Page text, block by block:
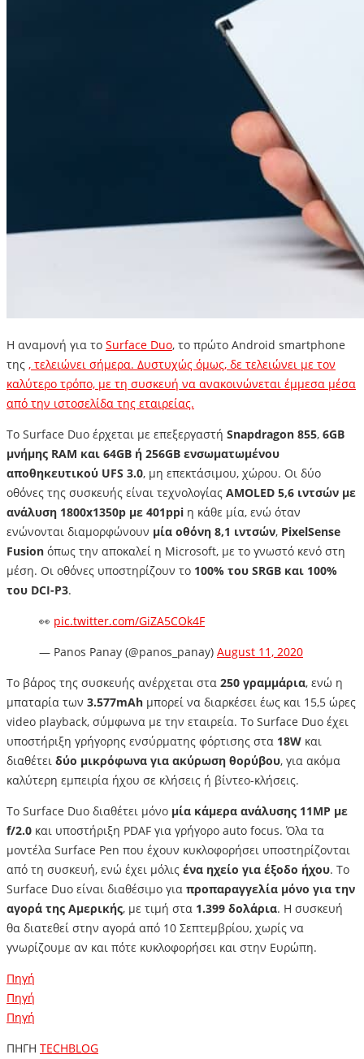
Η αναμονή για το Surface Duo, το πρώτο Android smartphone
της , τελειώνει σήμερα. Δυστυχώς όμως, δε τελειώνει με τον
καλύτερο τρόπο, με τη συσκευή να ανακοινώνεται έμμεσα μέσα
από την ιστοσελίδα της εταιρείας.
Το Surface Duo έρχεται με επεξεργαστή Snapdragon 855, 6GB
μνήμης RAM και 64GB ή 256GB ενσωματωμένου
αποθηκευτικού UFS 3.0, μη επεκτάσιμου, χώρου. Οι δύο
οθόνες της συσκευής είναι τεχνολογίας AMOLED 5,6 ιντσών με
ανάλυση 1800x1350p με 401ppi η κάθε μία, ενώ όταν
ενώνονται διαμορφώνουν μία οθόνη 8,1 ιντσών, PixelSense
Fusion όπως την αποκαλεί η Microsoft, με το γνωστό κενό στη
μέση. Οι οθόνες υποστηρίζουν το 100% του SRGB και 100%
του DCI-P3.
👀 pic.twitter.com/GiZA5COk4F
— Panos Panay (@panos_panay) August 11, 2020
Το βάρος της συσκευής ανέρχεται στα 250 γραμμάρια, ενώ η
μπαταρία των 3.577mAh μπορεί να διαρκέσει έως και 15,5 ώρες
video playback, σύμφωνα με την εταιρεία. Το Surface Duo έχει
υποστήριξη γρήγορης ενσύρματης φόρτισης στα 18W και
διαθέτει δύο μικρόφωνα για ακύρωση θορύβου, για ακόμα
καλύτερη εμπειρία ήχου σε κλήσεις ή βίντεο-κλήσεις.
Το Surface Duo διαθέτει μόνο μία κάμερα ανάλυσης 11MP με
f/2.0 και υποστήριξη PDAF για γρήγορο auto focus. Όλα τα
μοντέλα Surface Pen που έχουν κυκλοφορήσει υποστηρίζονται
από τη συσκευή, ενώ έχει μόλις ένα ηχείο για έξοδο ήχου. Το
Surface Duo είναι διαθέσιμο για προπαραγγελία μόνο για την
αγορά της Αμερικής, με τιμή στα 1.399 δολάρια. Η συσκευή
θα διατεθεί στην αγορά από 10 Σεπτεμβρίου, χωρίς να
γνωρίζουμε αν και πότε κυκλοφορήσει και στην Ευρώπη.
Πηγή
Πηγή
Πηγή
ΠΗΓΗ TECHBLOG